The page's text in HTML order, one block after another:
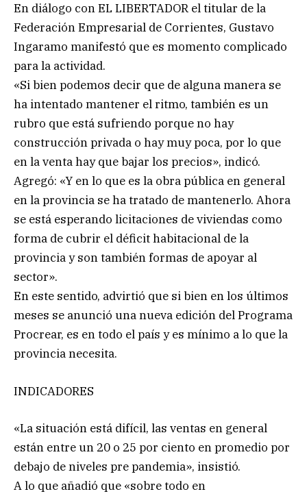
En diálogo con EL LIBERTADOR el titular de la
Federación Empresarial de Corrientes, Gustavo
Ingaramo manifestó que es momento complicado
para la actividad.
«Si bien podemos decir que de alguna manera se
ha intentado mantener el ritmo, también es un
rubro que está sufriendo porque no hay
construcción privada o hay muy poca, por lo que
en la venta hay que bajar los precios», indicó.
Agregó: «Y en lo que es la obra pública en general
en la provincia se ha tratado de mantenerlo. Ahora
se está esperando licitaciones de viviendas como
forma de cubrir el déficit habitacional de la
provincia y son también formas de apoyar al
sector».
En este sentido, advirtió que si bien en los últimos
meses se anunció una nueva edición del Programa
Procrear, es en todo el país y es mínimo a lo que la
provincia necesita.
INDICADORES
«La situación está difícil, las ventas en general
están entre un 20 o 25 por ciento en promedio por
debajo de niveles pre pandemia», insistió.
A lo que añadió que «sobre todo en